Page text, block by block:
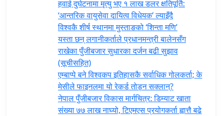
हवाई दुर्घटनामा मृत्यु भए १ लाख डलर क्षतिपूर्ति:
‘आन्तरिक वायुसेवा दायित्व विधेयक’ ल्याइँदै
विश्वकै शीर्ष स्थानमा मुस्ताङको ‘शिन्ता मणि’
यस्ता छन् लगानीकर्ताले प्रधानमन्त्री ‍बालेनसँग
राखेका पुँजीबजार सुधारका दर्जन बढी सुझाव
(सूचीसहित)
एम्बाप्पे बने विश्वकप इतिहासकै सर्वाधिक गोलकर्ता; के
मेसीले फाइनलमा यो रेकर्ड तोड्न सक्लान्?
नेपाल पुँजीबजार विकास मार्गचित्र: डिम्याट खाता
संख्या ७७ लाख नाघ्यो, टिएमएस प्रयोगकर्ता ह्वात्तै बढे